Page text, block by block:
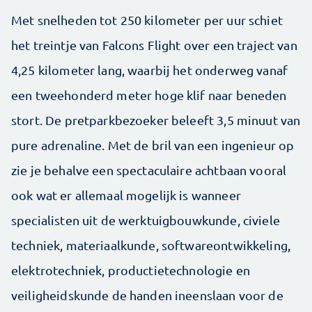
Met snelheden tot 250 kilometer per uur schiet
het treintje van Falcons Flight over een traject van
4,25 kilometer lang, waarbij het onderweg vanaf
een tweehonderd meter hoge klif naar beneden
stort. De pretparkbezoeker beleeft 3,5 minuut van
pure adrenaline. Met de bril van een ingenieur op
zie je behalve een spectaculaire achtbaan vooral
ook wat er allemaal mogelijk is wanneer
specialisten uit de werktuigbouwkunde, civiele
techniek, materiaalkunde, softwareontwikkeling,
elektrotechniek, productietechnologie en
veiligheidskunde de handen ineenslaan voor de